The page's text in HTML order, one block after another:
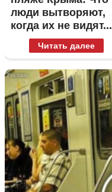
люди вытворяют,
когда их не видят...
Читать далее